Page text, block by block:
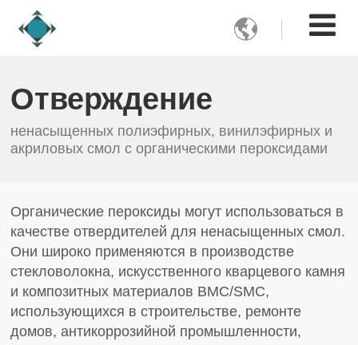

Отверждение
ненасыщенных полиэфирных, винилэфирных и
акриловых смол с органическими пероксидами
Органические пероксиды могут использоваться в
качестве отвердителей для ненасыщенных смол.
Они широко применяются в производстве
стекловолокна, искусственного кварцевого камня
и композитных материалов BMC/SMC,
использующихся в строительстве, ремонте
домов, антикоррозийной промышленности,